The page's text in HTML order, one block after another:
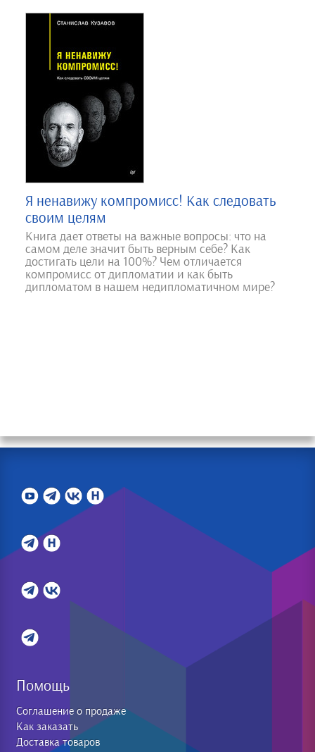
Я ненавижу компромисс! Как следовать
своим целям
Книга дает ответы на важные вопросы: что на
самом деле значит быть верным себе? Как
достигать цели на 100%? Чем отличается
компромисс от дипломатии и как быть
дипломатом в нашем недипломатичном мире?
Помощь
Соглашение о продаже
Как заказать
Доставка товаров